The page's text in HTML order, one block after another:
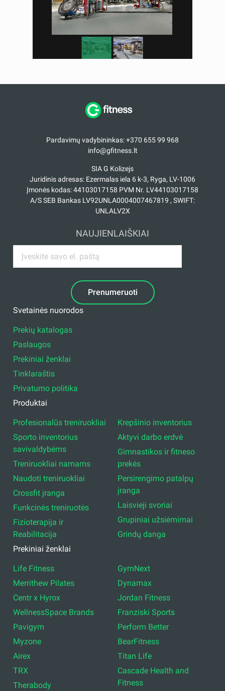
Pardavimų vadybininkas: +370 655 99 968
info@gfitness.lt
SIA G Kolizejs
Juridinis adresas: Ezermalas iela 6 k-3, Ryga, LV-1006
Įmonės kodas: 44103017158 PVM Nr. LV44103017158
A/S SEB Bankas LV92UNLA0004007467819 , SWIFT:
UNLALV2X
NAUJIENLAIŠKIAI
Prenumeruoti
Svetainės nuorodos
Prekių katalogas
Paslaugos
Prekiniai ženklai
Tinklaraštis
Privatumo politika
Produktai
Profesionalūs treniruokliai
Sporto inventorius
savivaldybėms
Treniruokliai namams
Naudoti treniruokliai
Crossfit įranga
Funkcinės treniruotės
Fizioterapija ir
Reabilitacija
Krepšinio inventorius
Aktyvi darbo erdvė
Gimnastikos ir fitneso
prekės
Persirengimo patalpų
įranga
Laisvieji svoriai
Grupiniai užsiėmimai
Grindų danga
Prekiniai ženklai
Life Fitness
Merrithew Pilates
Centr x Hyrox
WellnessSpace Brands
Pavigym
Myzone
Airex
TRX
Therabody
GymNext
Dynamax
Jordan Fitness
Franziski Sports
Perform Better
BearFitness
Titan Life
Cascade Health and
Fitness